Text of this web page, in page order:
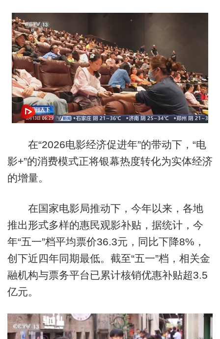
在“2026电影经济促进年”的带动下，“电
影+”的消费模式正将银幕热度转化为实体经济
的增量。
在国家电影局推动下，今年以来，各地
推出形式多样的惠民观影补贴，据统计，今
年“五一”档平均票价36.3元，同比下降8%，
创下近四年同期最低。截至“五一”档，相关金
融机构与票务平台已累计核销优惠补贴超3.5
亿元。